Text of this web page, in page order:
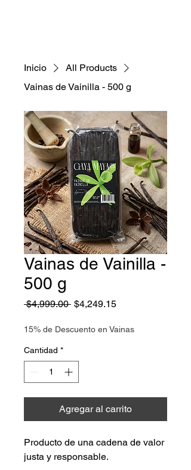
Inicio
All Products
Vainas de Vainilla - 500 g
Vainas de Vainilla -
500 g
$4,999.00 Precio
$4,249.15Precio
oferta
15% de Descuento en Vainas
Cantidad *
Agregar al carrito
Producto de una cadena de valor
justa y responsable.